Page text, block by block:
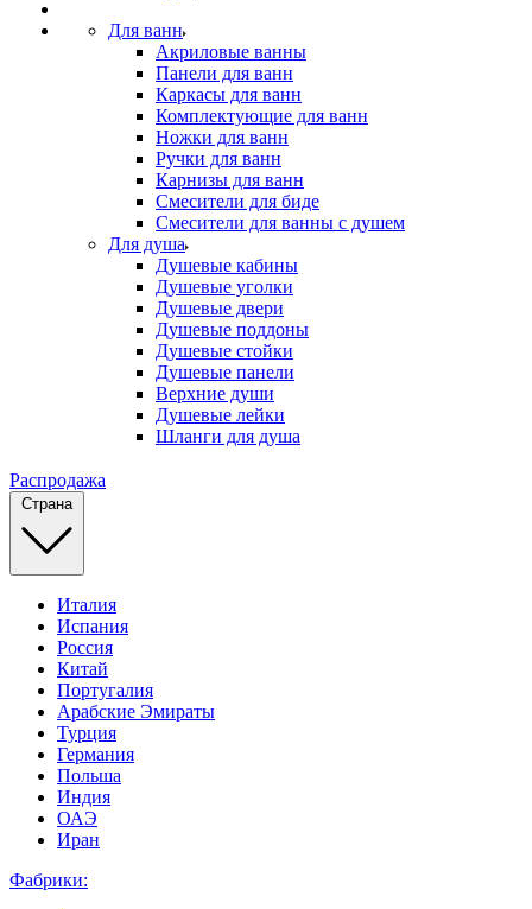
Для ванн
Акриловые ванны
Панели для ванн
Каркасы для ванн
Комплектующие для ванн
Ножки для ванн
Ручки для ванн
Карнизы для ванн
Смесители для биде
Смесители для ванны с душем
Для душа
Душевые кабины
Душевые уголки
Душевые двери
Душевые поддоны
Душевые стойки
Душевые панели
Верхние души
Душевые лейки
Шланги для душа
Распродажа
Страна
Италия
Испания
Россия
Китай
Португалия
Арабские Эмираты
Турция
Германия
Польша
Индия
ОАЭ
Иран
Фабрики: